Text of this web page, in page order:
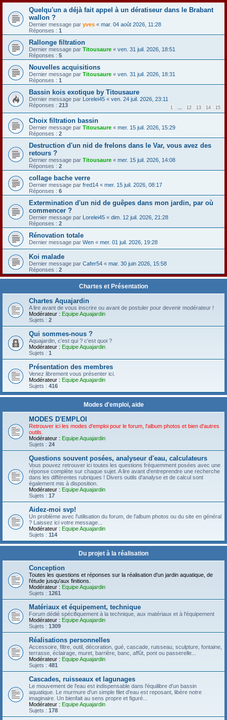
Quelqu'un a déjà fait appel à un dératiseur dans le Brabant
wallon ?
Dernier message par yves « mar. 04 août 2026, 11:28
Réponses : 1
Rallonge filtration
Dernier message par Titousaure « ven. 31 juil. 2026, 18:51
Réponses : 5
Nouvelles acquisitions
Dernier message par Titousaure « ven. 31 juil. 2026, 18:31
Réponses : 1
Bassin kois exotique by Titousaure
Dernier message par Lorelei45 « ven. 24 juil. 2026, 23:11
Réponses : 213 1 … 12 13 14 15
Choix filtration bassin
Dernier message par Titousaure « mer. 15 juil. 2026, 15:29
Réponses : 2
Destruction d'un nid de frelons dans le Var, vous avez des
retours ?
Dernier message par Titousaure « mer. 15 juil. 2026, 14:08
Réponses : 2
collage bache verre
Dernier message par fred14 « mer. 15 juil. 2026, 08:17
Réponses : 6
Extermination d'un nid de guêpes dans mon jardin, par où
commencer ?
Dernier message par Lorelei45 « dim. 12 juil. 2026, 21:28
Réponses : 2
Rénovation totale
Dernier message par Wen « mer. 01 juil. 2026, 19:28
Koi malade
Dernier message par Cafer54 « mar. 30 juin 2026, 15:58
Réponses : 2
Chartes et Présentation
Chartes Aquajardin
A lire avant de vous inscrire ou avant de postuler pour devenir modérateur !
Modérateur : Equipe Aquajardin
Sujets : 2
Qui sommes-nous ?
Aquajardin, c'est qui ? c'est quoi ?
Modérateur : Equipe Aquajardin
Sujets : 1
Présentation des membres
Venez librement vous présenter ici.
Modérateur : Equipe Aquajardin
Sujets : 416
Modes d'emploi, aide
MODES D'EMPLOI
Retrouver ici les modes d'emploi pour le forum, l'album photos et bien d'autres
outils.
Modérateur : Equipe Aquajardin
Sujets : 24
Questions souvent posées, analyseur d'eau, calculateurs
Vous pouvez retrouver ici toutes les questions fréquemment posées avec une
réponse complète sur chaque sujet. A lire avant d'entreprendre une recherche
dans les différentes rubriques ! Divers outils d'analyse et de calcul sont
également mis à disposition.
Modérateur : Equipe Aquajardin
Sujets : 17
Aidez-moi svp!
Un problème avec l'utilisation du forum, de l'album photos ou du site en général
? Laissez ici votre message...
Modérateur : Equipe Aquajardin
Sujets : 114
Du projet à la réalisation
Conception
Toutes les questions et réponses sur la réalisation d'un jardin aquatique, de
l'étude jusqu'aux finitions.
Modérateur : Equipe Aquajardin
Sujets : 1261
Matériaux et équipement, technique
Forum dédié spécifiquement à la technique, aux matériaux et à l'équipement
Modérateur : Equipe Aquajardin
Sujets : 1309
Réalisations personnelles
Accessoire, filtre, outil, décoration, gué, cascade, ruisseau, sculpture, fontaine,
terrasse, éclairage, muret, barrière, banc, affût, pont ou passerelle...
Modérateur : Equipe Aquajardin
Sujets : 481
Cascades, ruisseaux et lagunages
Le mouvement de l'eau est indispensable dans l'équilibre d'un bassin
aquatique. Le murmure d'un simple filet d'eau est reposant, libère notre
imaginaire. Un bienfait au sens propre et figuré...
Modérateur : Equipe Aquajardin
Sujets : 178